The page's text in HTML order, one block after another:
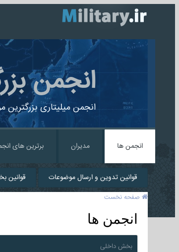
انجمن
انجمن میلیتاری
انجمن ها مدیران برترین های
قوانین تدوین و ارسال موضوعات قوانین
صفحه نخست
انجمن ها
بخش داخلی